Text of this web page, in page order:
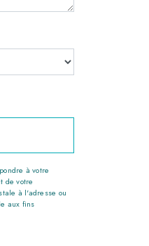
à votre
de votre
à l'adresse ou
aux fins